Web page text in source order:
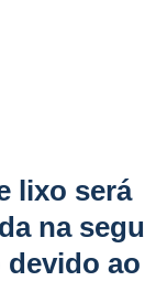
lixo será
na
devido